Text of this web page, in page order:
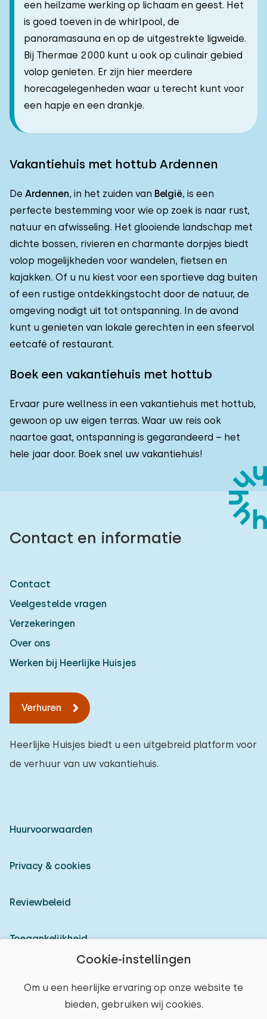
Cookie-instellingen
Om u een heerlijke ervaring op onze website te
bieden, gebruiken wij cookies.
een heilzame werking op lichaam en geest. Het
is goed toeven in de whirlpool, de
panoramasauna en op de uitgestrekte ligweide.
Bij Thermae 2000 kunt u ook op culinair gebied
volop genieten. Er zijn hier meerdere
horecagelegenheden waar u terecht kunt voor
een hapje en een drankje.
Vakantiehuis met hottub Ardennen
De Ardennen, in het zuiden van België, is een
perfecte bestemming voor wie op zoek is naar rust,
natuur en afwisseling. Het glooiende landschap met
dichte bossen, rivieren en charmante dorpjes biedt
volop mogelijkheden voor wandelen, fietsen en
kajakken. Of u nu kiest voor een sportieve dag buiten
of een rustige ontdekkingstocht door de natuur, de
omgeving nodigt uit tot ontspanning. In de avond
kunt u genieten van lokale gerechten in een sfeervol
eetcafé of restaurant.
Boek een vakantiehuis met hottub
Ervaar pure wellness in een vakantiehuis met hottub,
gewoon op uw eigen terras. Waar uw reis ook
naartoe gaat, ontspanning is gegarandeerd – het
hele jaar door. Boek snel uw vakantiehuis!
Contact en informatie
Contact
Veelgestelde vragen
Verzekeringen
Over ons
Werken bij Heerlijke Huisjes
Verhuren
Heerlijke Huisjes biedt u een uitgebreid platform voor
de verhuur van uw vakantiehuis.
Huurvoorwaarden
Privacy & cookies
Reviewbeleid
Toegankelijkheid
© 2026 Heerlijke Huisjes (geregistreerd merk)